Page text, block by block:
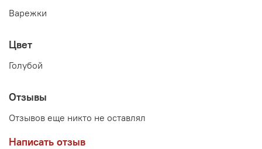
Варежки
Цвет
Голубой
Отзывы
Отзывов еще никто не оставлял
Написать отзыв